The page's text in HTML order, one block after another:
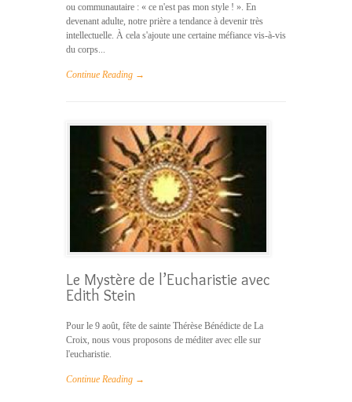
ou communautaire : « ce n'est pas mon style ! ». En
devenant adulte, notre prière a tendance à devenir très
intellectuelle. À cela s'ajoute une certaine méfiance vis-à-vis
du corps...
Continue Reading →
Le Mystère de l’Eucharistie avec
Edith Stein
Pour le 9 août, fête de sainte Thérèse Bénédicte de La
Croix, nous vous proposons de méditer avec elle sur
l'eucharistie.
Continue Reading →